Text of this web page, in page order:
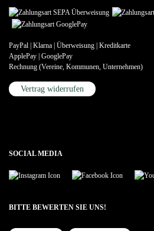
PayPal | Klarna | Überweisung | Kreditkarte
ApplePay | GooglePay
Rechnung (Vereine, Kommunen, Unternehmen)
Vertrag widerrufen
SOCIAL MEDIA
BITTE BEWERTEN SIE UNS!